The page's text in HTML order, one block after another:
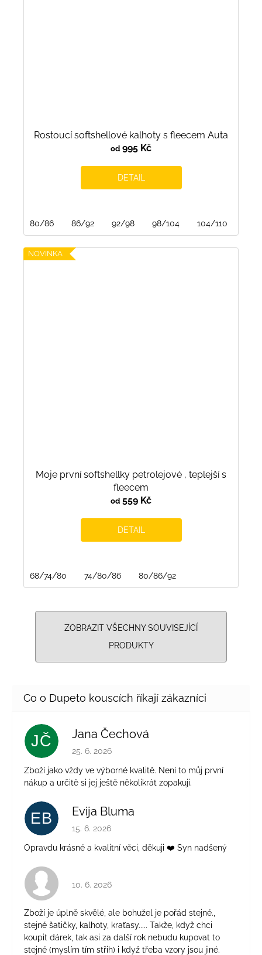
Rostoucí softshellové kalhoty s fleecem Auta
od 995 Kč
DETAIL
80/86 86/92 92/98 98/104 104/110
NOVINKA
Moje první softshellky petrolejové , teplejší s
fleecem
od 559 Kč
DETAIL
68/74/80 74/80/86 80/86/92
ZOBRAZIT VŠECHNY SOUVISEJÍCÍ
PRODUKTY
JČ Jana Čechová
Hodnocení obchodu je 5 z 5 hvězdiček.
25. 6. 2026
Zboží jako vždy ve výborné kvalitě. Není to můj první
nákup a určitě si jej ještě několikrát zopakuji.
EB Evija Bluma
Hodnocení obchodu je 5 z 5 hvězdiček.
15. 6. 2026
Opravdu krásné a kvalitní věci, děkuji ❤️ Syn nadšený
Hodnocení obchodu je 4 z 5 hvězdiček.
10. 6. 2026
Zboží je úplně skvělé, ale bohužel je pořád stejné.,
stejné šatičky, kalhoty, kraťasy..... Takže, když chci
koupit dárek, tak asi za další rok nebudu kupovat to
stejné (myslím tím střih) i když třeba vzory jsou jiné.